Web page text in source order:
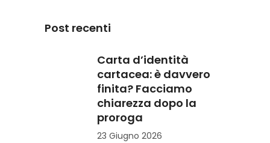
Post recenti
Carta d’identità
cartacea: è davvero
finita? Facciamo
chiarezza dopo la
proroga
23 Giugno 2026